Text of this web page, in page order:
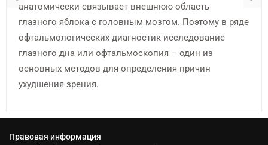
анатомически связывает внешнюю область
глазного яблока с головным мозгом. Поэтому в ряде
офтальмологических диагностик исследование
глазного дна или офтальмоскопия – один из
основных методов для определения причин
ухудшения зрения.
Правовая информация